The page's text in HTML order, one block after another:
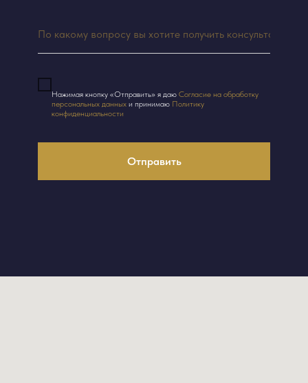
Нажимая кнопку «Отправить» я даю Согласие на обработку
персональных данных и принимаю Политику
конфиденциальности
Отправить